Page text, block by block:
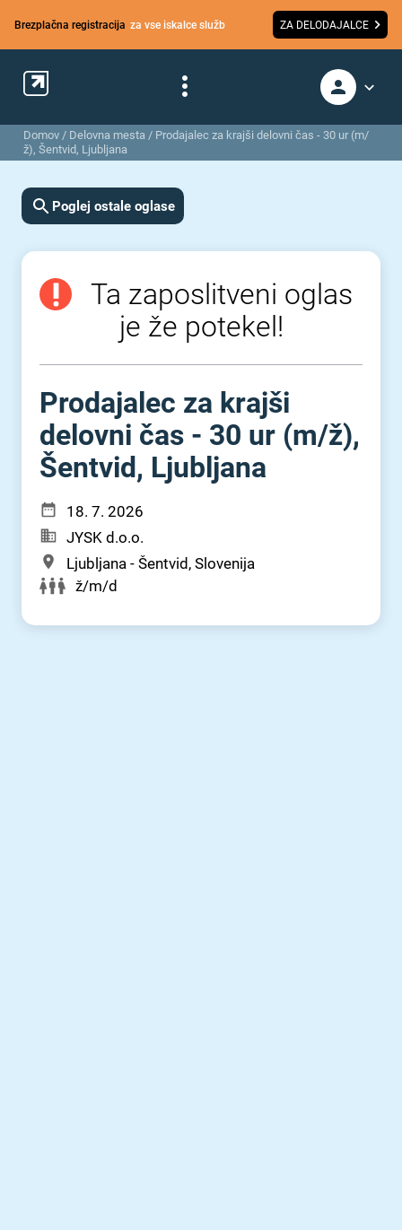
Brezplačna registracija za vse iskalce služb ZA DELODAJALCE
Domov / Delovna mesta / Prodajalec za krajši delovni čas - 30 ur (m/
ž), Šentvid, Ljubljana
Poglej ostale oglase
Ta zaposlitveni oglas
je že potekel!
Prodajalec za krajši
delovni čas - 30 ur (m⁠/⁠ž),
Šentvid, Ljubljana
18. 7. 2026
JYSK d.o.o.
Ljubljana - Šentvid, Slovenija
ž/m/d